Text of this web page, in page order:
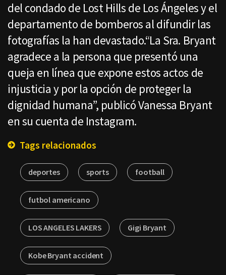
del condado de Lost Hills de Los Ángeles y el
departamento de bomberos al difundir las
fotografías la han devastado.“La Sra. Bryant
agradece a la persona que presentó una
queja en línea que expone estos actos de
injusticia y por la opción de proteger la
dignidad humana”, publicó Vanessa Bryant
en su cuenta de Instagram.
Tags relacionados
deportes sports football
futbol americano
LOS ANGELES LAKERS Gigi Bryant
Kobe Bryant accident